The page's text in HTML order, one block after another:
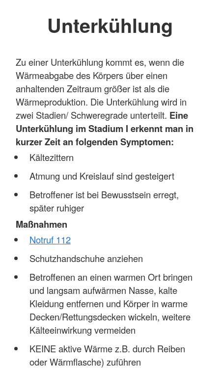
Unterkühlung
Zu einer Unterkühlung kommt es, wenn die
Wärmeabgabe des Körpers über einen
anhaltenden Zeitraum größer ist als die
Wärmeproduktion. Die Unterkühlung wird in
zwei Stadien/ Schweregrade unterteilt. Eine
Unterkühlung im Stadium I erkennt man in
kurzer Zeit an folgenden Symptomen:
Kältezittern
Atmung und Kreislauf sind gesteigert
Betroffener ist bei Bewusstsein erregt,
später ruhiger
Maßnahmen
Notruf 112
Schutzhandschuhe anziehen
Betroffenen an einen warmen Ort bringen
und langsam aufwärmen Nasse, kalte
Kleidung entfernen und Körper in warme
Decken/Rettungsdecken wickeln, weitere
Kälteeinwirkung vermeiden
KEINE aktive Wärme z.B. durch Reiben
oder Wärmflasche) zuführen